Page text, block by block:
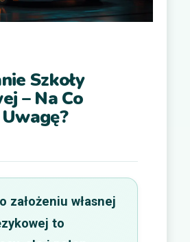
Szkoły
– Na Co
założeniu własnej
to